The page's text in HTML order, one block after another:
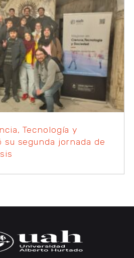
Tecnología y
su segunda jornada de